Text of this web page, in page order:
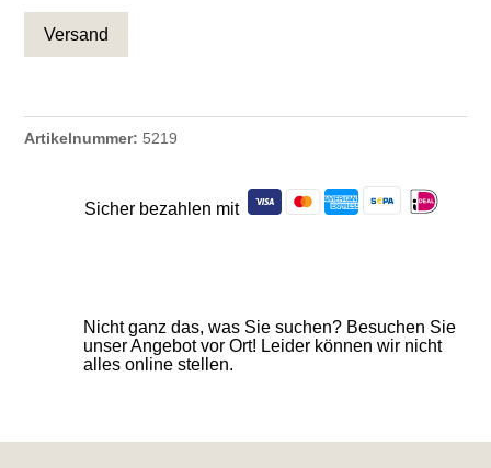
Artikelnummer: 5219
Sicher bezahlen mit
Nicht ganz das, was Sie suchen? Besuchen Sie
unser Angebot vor Ort! Leider können wir nicht
alles online stellen.